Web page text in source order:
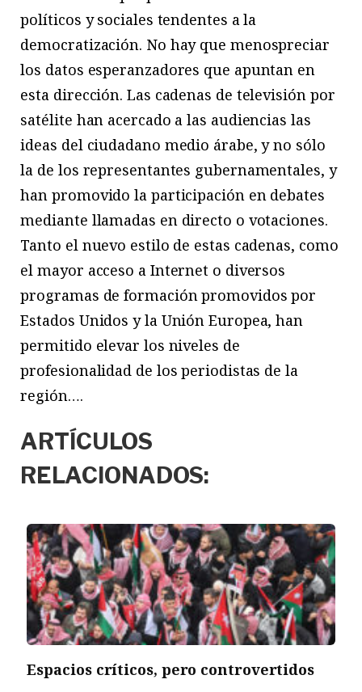
políticos y sociales tendentes a la
democratización. No hay que menospreciar
los datos esperanzadores que apuntan en
esta dirección. Las cadenas de televisión por
satélite han acercado a las audiencias las
ideas del ciudadano medio árabe, y no sólo
la de los representantes gubernamentales, y
han promovido la participación en debates
mediante llamadas en directo o votaciones.
Tanto el nuevo estilo de estas cadenas, como
el mayor acceso a Internet o diversos
programas de formación promovidos por
Estados Unidos y la Unión Europea, han
permitido elevar los niveles de
profesionalidad de los periodistas de la
región….
ARTÍCULOS
RELACIONADOS:
Espacios críticos, pero controvertidos